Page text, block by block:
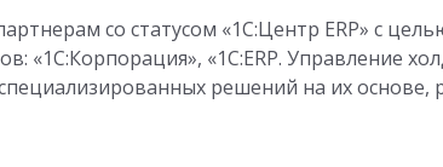
со статусом «1С:Центр ERP» с
«1С:Корпорация», «1С:ERP. Управление
решений на их основе,